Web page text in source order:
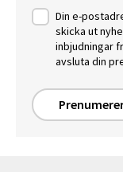
Din e-
skicka ut
inbjudningar
avsluta din